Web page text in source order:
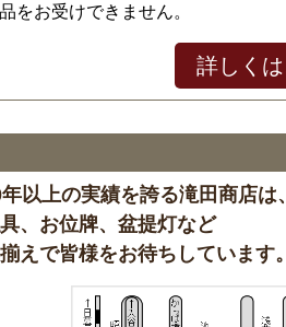
をお受けできません。
詳しく
以上の実績を誇る滝田商店は、
、お位牌、盆提灯など
えで皆様をお待ちしています。